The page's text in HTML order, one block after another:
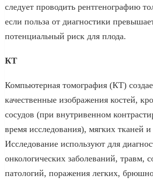
следует проводить рентгенографию
если польза от диагностики
потенциальный риск для плода.
КТ
Компьютерная томография (КТ)
качественные изображения костей,
сосудов (при внутривенном
время исследования), мягких тканей и
Исследование используют для
онкологических заболеваний, травм,
патологий, поражения легких,